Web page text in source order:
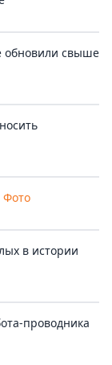
обновили свыше
Фото
в истории
проводника